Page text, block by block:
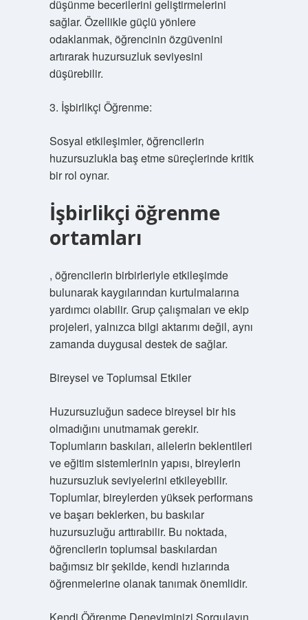
düşünme becerilerini geliştirmelerini
sağlar. Özellikle güçlü yönlere
odaklanmak, öğrencinin özgüvenini
artırarak huzursuzluk seviyesini
düşürebilir.
3. İşbirlikçi Öğrenme:
Sosyal etkileşimler, öğrencilerin
huzursuzlukla baş etme süreçlerinde kritik
bir rol oynar.
İşbirlikçi öğrenme
ortamları
, öğrencilerin birbirleriyle etkileşimde
bulunarak kaygılarından kurtulmalarına
yardımcı olabilir. Grup çalışmaları ve ekip
projeleri, yalnızca bilgi aktarımı değil, aynı
zamanda duygusal destek de sağlar.
Bireysel ve Toplumsal Etkiler
Huzursuzluğun sadece bireysel bir his
olmadığını unutmamak gerekir.
Toplumların baskıları, ailelerin beklentileri
ve eğitim sistemlerinin yapısı, bireylerin
huzursuzluk seviyelerini etkileyebilir.
Toplumlar, bireylerden yüksek performans
ve başarı beklerken, bu baskılar
huzursuzluğu arttırabilir. Bu noktada,
öğrencilerin toplumsal baskılardan
bağımsız bir şekilde, kendi hızlarında
öğrenmelerine olanak tanımak önemlidir.